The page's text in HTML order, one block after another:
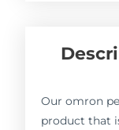
Our omron
product that